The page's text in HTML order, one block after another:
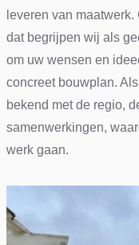
leveren van
dat begrijpen wij als
om uw wensen en
concreet bouwplan.
bekend met de regio,
samenwerkingen,
werk gaan.